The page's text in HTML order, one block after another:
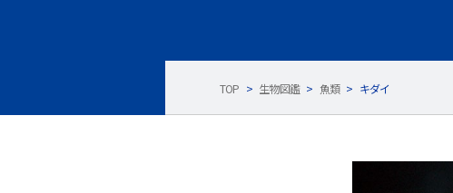
TOP > 生物図鑑 > 魚類 > キダイ